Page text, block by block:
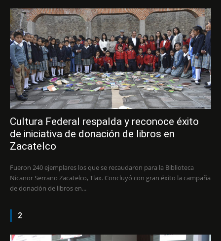
Cultura Federal respalda y reconoce éxito
de iniciativa de donación de libros en
Zacatelco
Fueron 240 ejemplares los que se recaudaron para la Biblioteca
Nicanor Serrano Zacatelco, Tlax. Concluyó con gran éxito la campaña
de donación de libros en...
2